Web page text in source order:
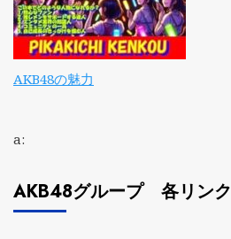
AKB48の魅力
a:
AKB48グループ 各リンク